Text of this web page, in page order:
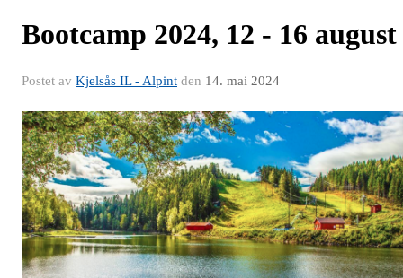
Bootcamp 2024, 12 - 16 august
Postet av Kjelsås IL - Alpint den 14. mai 2024